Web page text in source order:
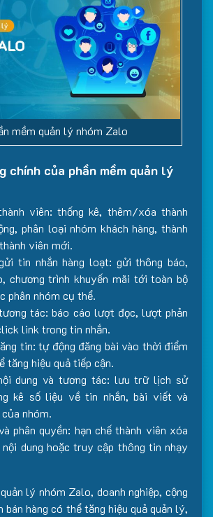
mềm quản lý nhóm Zalo
chính của phần mềm quản lý
viên: thống kê, thêm/xóa thành
phân loại nhóm khách hàng, thành
viên mới.
tin nhắn hàng loạt: gửi thông báo,
chương trình khuyến mãi tới toàn bộ
phân nhóm cụ thể.
tác: báo cáo lượt đọc, lượt phản
link trong tin nhắn.
tin: tự động đăng bài vào thời điểm
tăng hiệu quả tiếp cận.
dung và tương tác: lưu trữ lịch sử
kê số liệu về tin nhắn, bài viết và
nhóm.
phân quyền: hạn chế thành viên xóa
nội dung hoặc truy cập thông tin nhạy
lý nhóm Zalo, doanh nghiệp, cộng
bán hàng có thể tăng hiệu quả quản lý,